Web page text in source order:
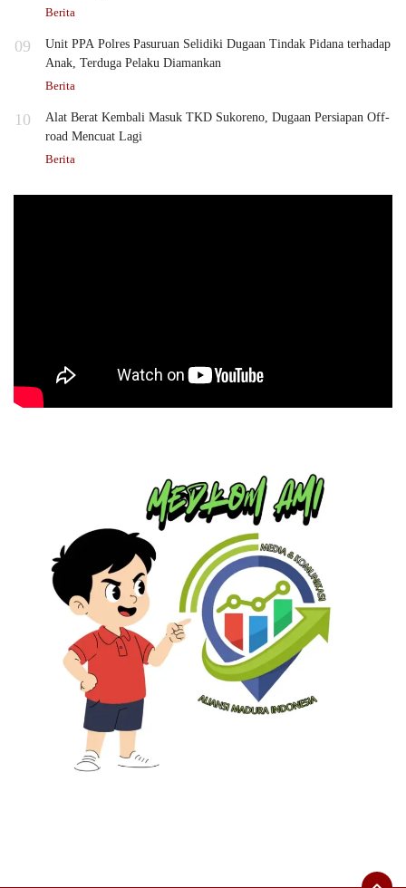
Berita
09
Unit PPA Polres Pasuruan Selidiki Dugaan Tindak Pidana terhadap
Anak, Terduga Pelaku Diamankan
Berita
10
Alat Berat Kembali Masuk TKD Sukoreno, Dugaan Persiapan Off-
road Mencuat Lagi
Berita